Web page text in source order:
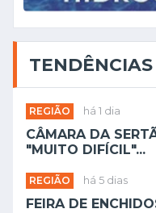
TENDÊNCIAS
REGIÃO há 1 dia
CÂMARA DA
"MUITO DIFÍCIL"...
REGIÃO há 5 dias
FEIRA DE